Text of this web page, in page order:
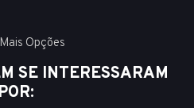
Opções
SE INTERESSARAM
POR: